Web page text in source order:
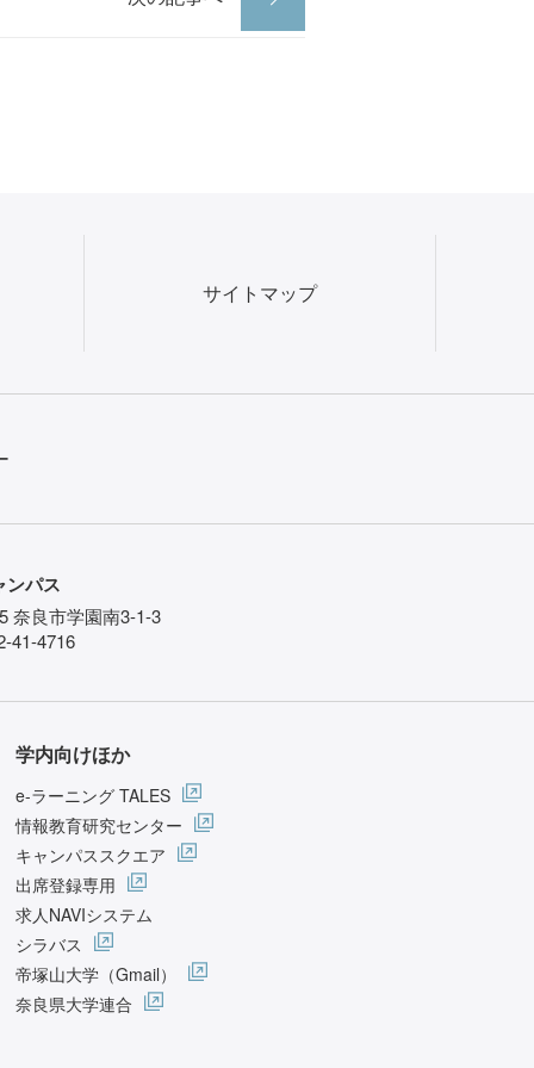
サイトマップ
ンパス
奈良市学園南3-1-3
41-4716
学内向けほか
e-ラーニング TALES
情報教育研究センター
キャンパススクエア
出席登録専用
求人NAVIシステム
シラバス
帝塚山大学（Gmail）
奈良県大学連合